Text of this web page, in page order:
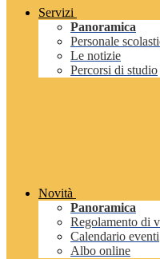
Servizi
Panoramica
Personale
Le notizie
Percorsi di studio
Novità
Panoramica
Regolamento di
Calendario eventi
Albo online